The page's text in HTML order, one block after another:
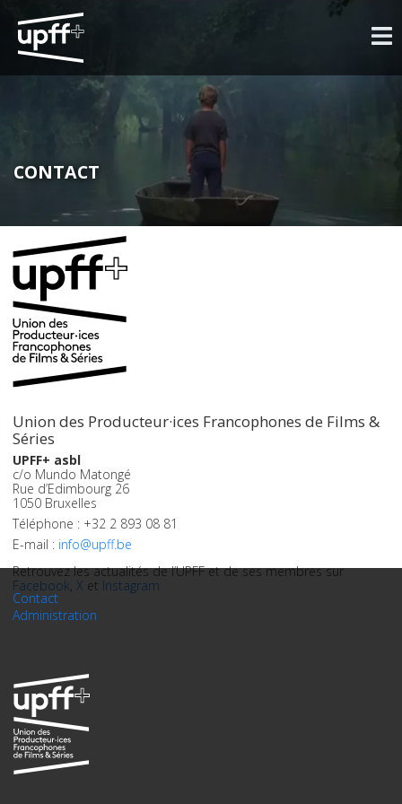
CONTACT
Union des Producteur·ices Francophones de Films &
Séries
UPFF+ asbl
c/o Mundo Matongé
Rue d’Edimbourg 26
1050 Bruxelles
Téléphone : +32 2 893 08 81
E-mail : info@upff.be
Retrouvez les actualités de l’UPFF et de ses membres sur
Facebook X et Instagram
Contact
Administration